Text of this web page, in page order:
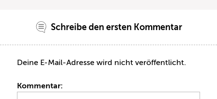
Schreibe den ersten Kommentar
Deine E-Mail-Adresse wird nicht veröffentlicht.
Kommentar: